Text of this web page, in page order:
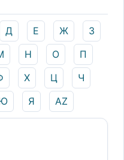
Д Е Ж
З
Н О
П
Х Ц
Ч
Я AZ